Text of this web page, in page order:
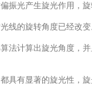
光产生旋光作用，旋
的旋转角度已经改变
计算出旋光角度，并
有显著的旋光性，旋